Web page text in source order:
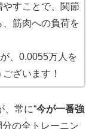
すことで、関節
筋肉への負荷を
、0.0055万人を
ざいます！
、常に“今が一番強
の全トレーニン